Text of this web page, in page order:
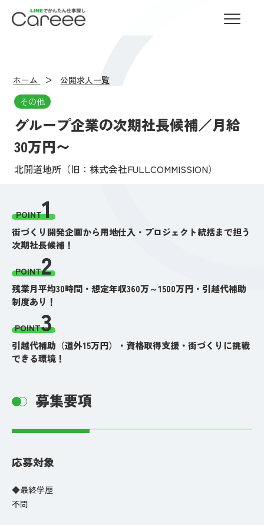
LINEでかんたん仕事探し Careee
ホーム
公開求人一覧
その他
グループ企業の次期社長候補／月給
30万円〜
北開道地所（旧：株式会社FULLCOMMISSION）
POINT1
街づくり開発企画から用地仕入・プロジェクト統括まで担う
次期社長候補！
POINT2
残業月平均30時間・想定年収360万～1500万円・引越代補助
制度あり！
POINT3
引越代補助（道外15万円）・資格取得支援・街づくりに挑戦
できる環境！
募集要項
応募対象
◆最終学歴
不問